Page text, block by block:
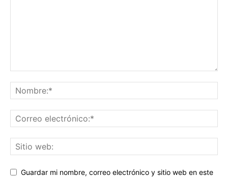
Guardar mi nombre, correo electrónico y sitio web en este